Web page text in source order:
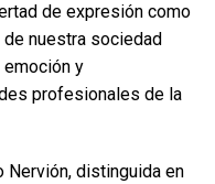
de expresión como
nuestra sociedad
emoción y
profesionales de la
Nervión, distinguida en